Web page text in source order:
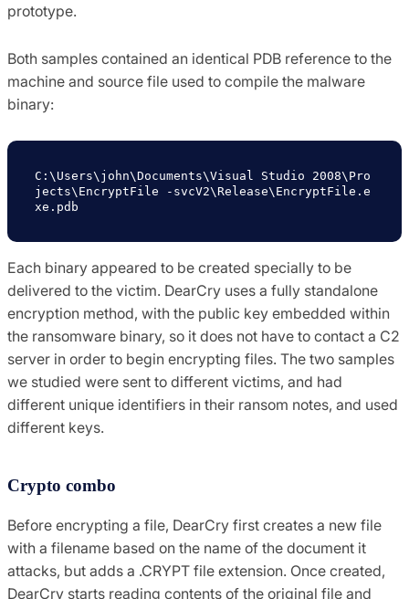
prototype.
Both samples contained an identical PDB reference to the
machine and source file used to compile the malware
binary:
C:\Users\john\Documents\Visual Studio 2008\Pro
jects\EncryptFile -svcV2\Release\EncryptFile.e
xe.pdb
Each binary appeared to be created specially to be
delivered to the victim. DearCry uses a fully standalone
encryption method, with the public key embedded within
the ransomware binary, so it does not have to contact a C2
server in order to begin encrypting files. The two samples
we studied were sent to different victims, and had
different unique identifiers in their ransom notes, and used
different keys.
Crypto combo
Before encrypting a file, DearCry first creates a new file
with a filename based on the name of the document it
attacks, but adds a .CRYPT file extension. Once created,
DearCry starts reading contents of the original file and